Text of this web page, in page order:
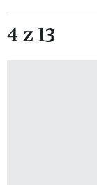
4 z 13